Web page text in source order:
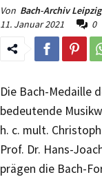
Von Bach-Archiv Leipzig
11. Januar 2021
0
Die Bach-Medaille
bedeutende
h. c. mult.
Prof. Dr. Hans-
prägen die Bach-